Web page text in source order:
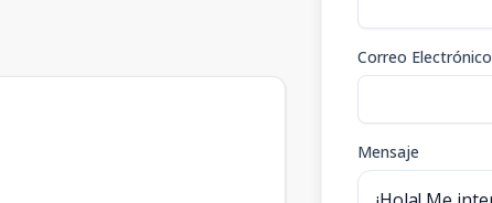
Correo Electrónico
Mensaje